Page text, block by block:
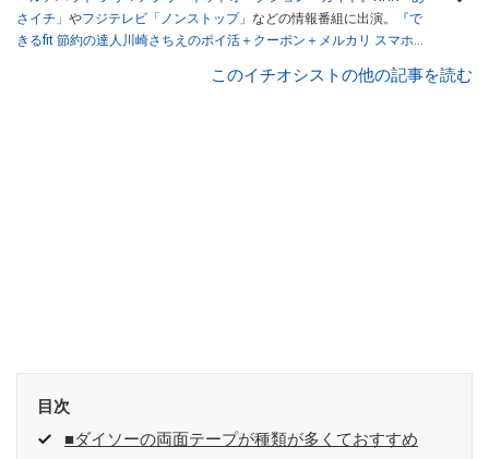
さイチ」 やフジテレビ「ノンストップ」 などの情報番組に出演。
『で
きるfit 節約の達人川崎さちえのポイ活＋クーポン＋メルカリ スマホで
スマホ1つでスキマ時間に効率的に稼ぐ！』（翔泳社刊） ほか著書多
このイチオシストの他の記事を読む
目次
■ダイソーの両面テープが種類が多くておすすめ